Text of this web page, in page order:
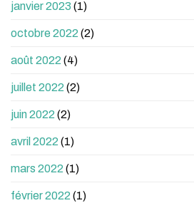
janvier 2023 (1)
octobre 2022(2)
août 2022(4)
juillet 2022(2)
juin 2022(2)
avril 2022(1)
mars 2022(1)
février 2022(1)